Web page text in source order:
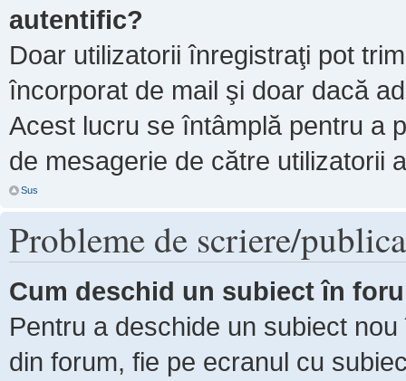
autentific?
Doar utilizatorii înregistraţi pot
încorporat de mail şi doar dacă
Acest lucru se întâmplă pentru a
de mesagerie de către utilizatorii
Sus
Probleme de scriere/
Cum deschid un subiect în
Pentru a deschide un subiect
din forum, fie pe ecranul cu